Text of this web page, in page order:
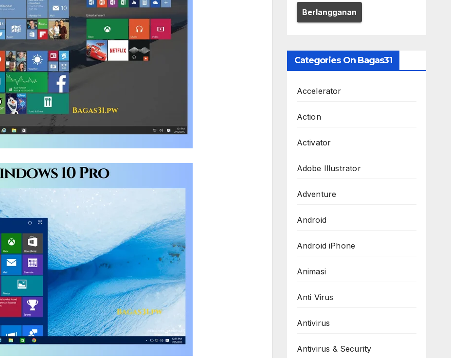
Categories On Bagas31
Accelerator
Action
Activator
Adobe Illustrator
Adventure
Android
Android iPhone
Animasi
Anti Virus
Antivirus
Antivirus & Security